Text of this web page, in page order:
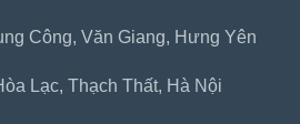
Công, Văn Giang, Hưng Yên
Lạc, Thạch Thất, Hà Nội